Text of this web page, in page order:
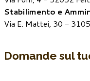
Stabilimento e
Via E. Mattei, 30 -
Domande sul